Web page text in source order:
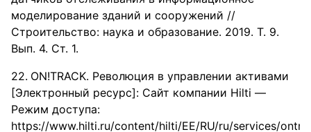
моделирование зданий и сооружений //
Строительство: наука и образование. 2019. Т. 9.
Вып. 4. Ст. 1.
ON!TRACK. Революция в управлении активами
[Электронный ресурс]: Сайт компании Hilti —
Режим доступа:
https://www.hilti.ru/content/hilti/EE/RU/ru/services/